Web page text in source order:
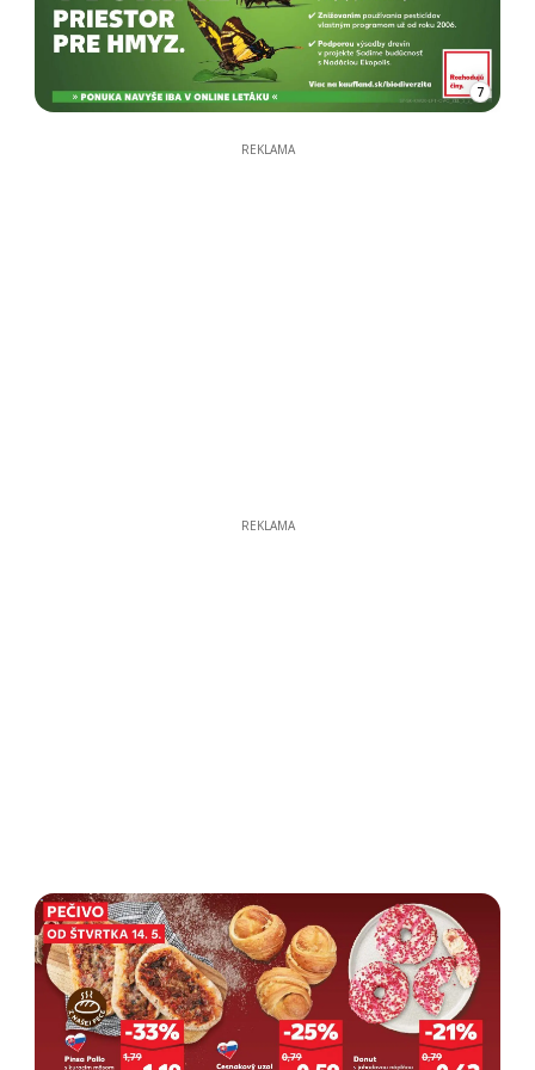
7
REKLAMA
REKLAMA